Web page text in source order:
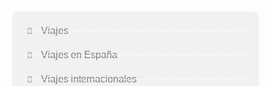
Viajes
Viajes en España
Viajes internacionales